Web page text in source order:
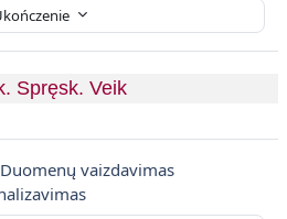
Spręsk. Veik
vaizdavimas
Książka